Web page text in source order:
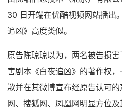
30 日开端在优酷视频网站播出
追凶》高度类似。
原告陈琼琼以为，两名被告损
害剧本《白夜追凶》的著作权
歉并在其微博宣布经原告认可
网、搜狐网、凤凰网明显方位